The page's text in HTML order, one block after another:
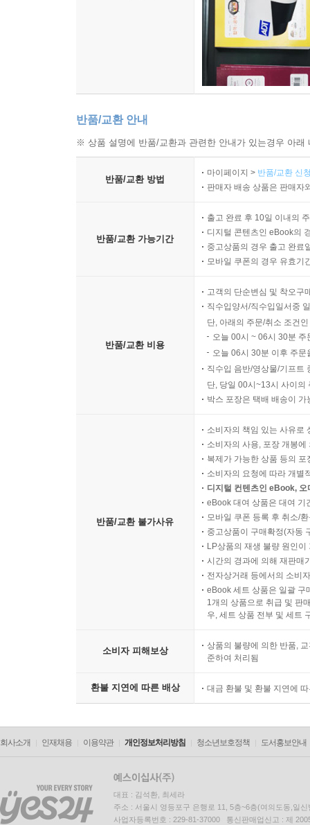
반품/교환 안내
※ 상품 설명에 반품/교환과 관련한 안내가 있는경우 아
반품/교환 방법
마이페이지 > 반품/교환 신
판매자 배송 상품은 판매자
반품/교환 가능기간
출고 완료 후 10일 이내의
디지털 콘텐츠인 eBook의
중고상품의 경우 출고 완료
모바일 쿠폰의 경우 유효기
반품/교환 비용
고객의 단순변심 및 착오구
직수입양서/직수입일서중
단, 아래의 주문/취소 조건
오늘 00시 ~ 06시 30분
오늘 06시 30분 이후 주
직수입 음반/영상물/기프트
단, 당일 00시~13시 사이의
박스 포장은 택배 배송이
반품/교환 불가사유
소비자의 책임 있는 사유로
소비자의 사용, 포장 개봉
복제가 가능한 상품 등의
소비자의 요청에 따라 개별
디지털 컨텐츠인 eBook,
eBook 대여 상품은 대여 기
모바일 쿠폰 등록 후 취소/
중고상품이 구매확정(자동
LP상품의 재생 불량 원인
시간의 경과에 의해 재판매
전자상거래 등에서의 소비
eBook 세트 상품은 일괄 구
1개의 상품으로 취급 및 판
우, 세트 상품 전부 및 세트
소비자 피해보상
상품의 불량에 의한 반품,
준하여 처리됨
환불 지연에 따른 배상 대금 환불 및 환불 지연에
회사소개 인재채용 이용약관 개인정보처리방침 청소년보호정책 도서홍보안내
대표 : 김석환, 최세라
주소 : 서울시 영등포구 은행로 11, 5층~6층(여의도동,일신
사업자등록번호 : 229-81-37000 통신판매업신고 : 제